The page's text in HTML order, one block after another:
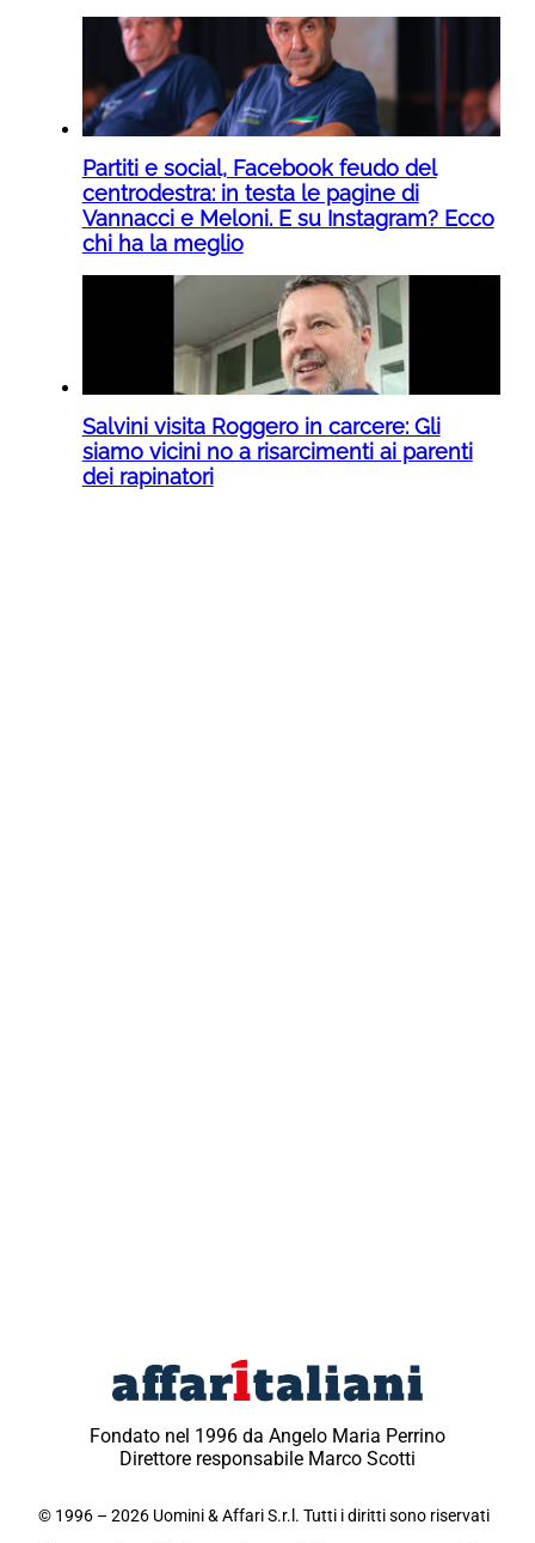
Partiti e social, Facebook feudo del
centrodestra: in testa le pagine di
Vannacci e Meloni. E su Instagram? Ecco
chi ha la meglio
Salvini visita Roggero in carcere: Gli
siamo vicini no a risarcimenti ai parenti
dei rapinatori
Fondato nel 1996 da Angelo Maria Perrino
Direttore responsabile Marco Scotti
© 1996 – 2026 Uomini & Affari S.r.l. Tutti i diritti sono riservati